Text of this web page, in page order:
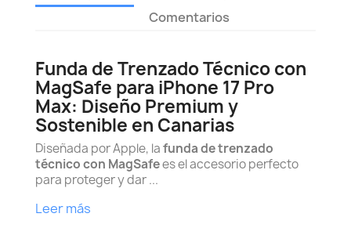
Comentarios
Funda de Trenzado Técnico con
MagSafe para iPhone 17 Pro
Max: Diseño Premium y
Sostenible en Canarias
Diseñada por Apple, lafunda de trenzado
técnico con MagSafees el accesorio perfecto
para proteger y dar ...
Leer más